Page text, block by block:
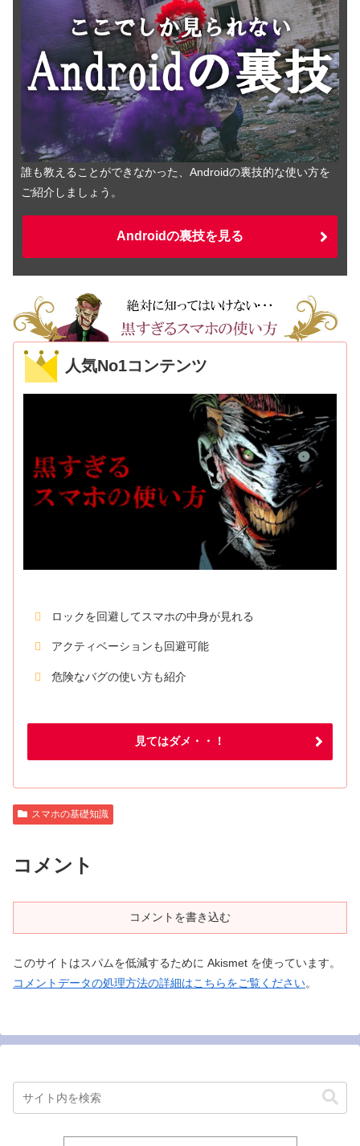
誰も教えることができなかった、Androidの裏技的な使い方を
ご紹介しましょう。
Androidの裏技を見る
人気No1コンテンツ
ロックを回避してスマホの中身が見れる
アクティベーションも回避可能
危険なバグの使い方も紹介
見てはダメ・・！
スマホの基礎知識
コメント
コメントを書き込む
このサイトはスパムを低減するために Akismet を使っています。
コメントデータの処理方法の詳細はこちらをご覧ください。